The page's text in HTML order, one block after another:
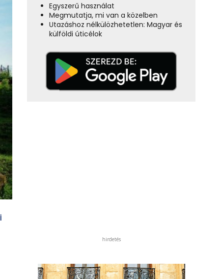
Egyszerű használat
Megmutatja, mi van a közelben
Utazáshoz nélkülözhetetlen: Magyar és
külföldi úticélok
hirdetés